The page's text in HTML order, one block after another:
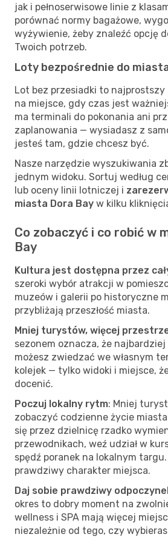
jak i pełnoserwisowe linie z
porównać normy bagażowe,
wyżywienie, żeby znaleźć opcję
Twoich potrzeb.
Loty bezpośrednie do
Lot bez przesiadki to najprostszy
na miejsce, gdy czas jest
ma terminali do pokonania ani
zaplanowania — wysiadasz z
jesteś tam, gdzie chcesz być.
Nasze narzędzie wyszukiwania
jednym widoku. Sortuj według
lub oceny linii lotniczej i
miasta Dora Bay w kilku
Co zobaczyć i co robić w
Bay
Kultura jest dostępna przez
szeroki wybór atrakcji w
muzeów i galerii po historyczne
przybliżają przeszłość miasta.
Mniej turystów, więcej
sezonem oznacza, że
możesz zwiedzać we własnym
kolejek — tylko widoki i miejsce,
docenić.
Poczuj lokalny rytm: Mniej
zobaczyć codzienne życie
się przez dzielnicę rzadko
przewodnikach, weź udział w
spędź poranek na lokalnym
prawdziwy charakter miejsca.
Daj sobie prawdziwy
okres to dobry moment na
wellness i SPA mają więcej
niezależnie od tego, czy